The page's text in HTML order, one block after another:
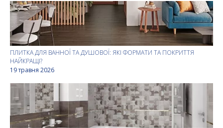
ПЛИТКА ДЛЯ ВАННОЇ ТА ДУШОВОЇ: ЯКІ ФОРМАТИ ТА ПОКРИТТЯ
НАЙКРАЩІ?
19 травня 2026